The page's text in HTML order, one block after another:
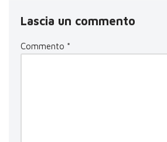
Lascia un commento
Commento *